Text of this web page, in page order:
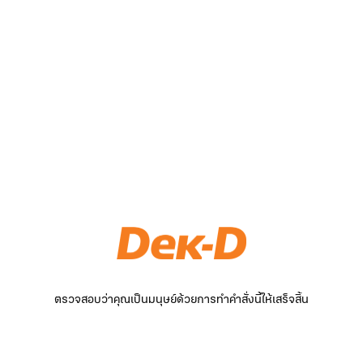
ตรวจสอบว่าคุณเป็นมนุษย์ด้วยการทำคำสั่งนี้ให้เสร็จสิ้น